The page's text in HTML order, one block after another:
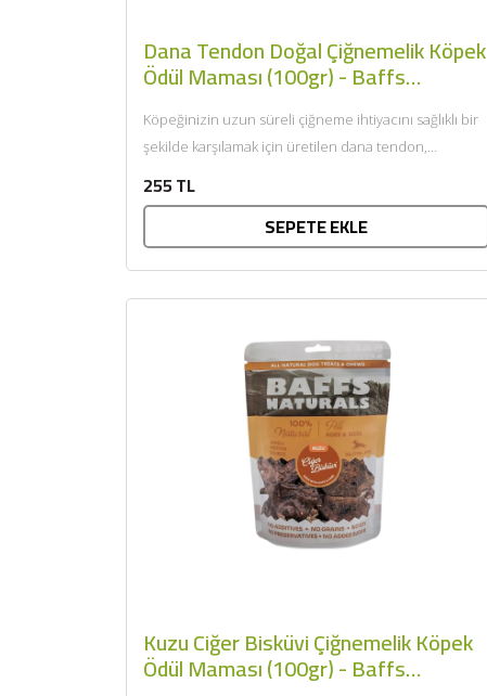
Dana Tendon Doğal Çiğnemelik Köpek
Ödül Maması (100gr) - Baffs
Köpeğinizin uzun süreli çiğneme ihtiyacını sağlıklı bir
şekilde karşılamak için üretilen dana tendon,
255 TL
SEPETE EKLE
Kuzu Ciğer Bisküvi Çiğnemelik Köpek
Ödül Maması (100gr) - Baffs